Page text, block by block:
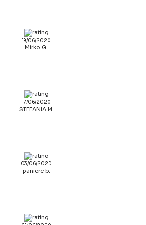
19/06/2020
Mirko G.
17/06/2020
STEFANIA M.
03/06/2020
paniere b.